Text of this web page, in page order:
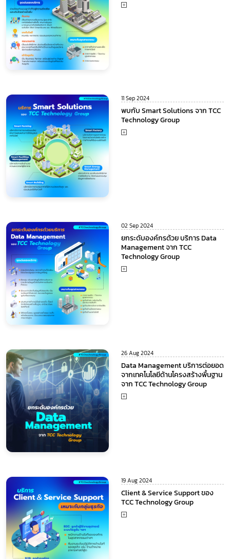
11 Sep 2024
พบกับ Smart Solutions จาก TCC
Technology Group
02 Sep 2024
ยกระดับองค์กรด้วย บริการ Data
Management จาก TCC
Technology Group
26 Aug 2024
Data Management บริการต่อยอด
จากเทคโนโลยีด้านโครงสร้างพื้นฐาน
จาก TCC Technology Group
19 Aug 2024
Client & Service Support ของ
TCC Technology Group